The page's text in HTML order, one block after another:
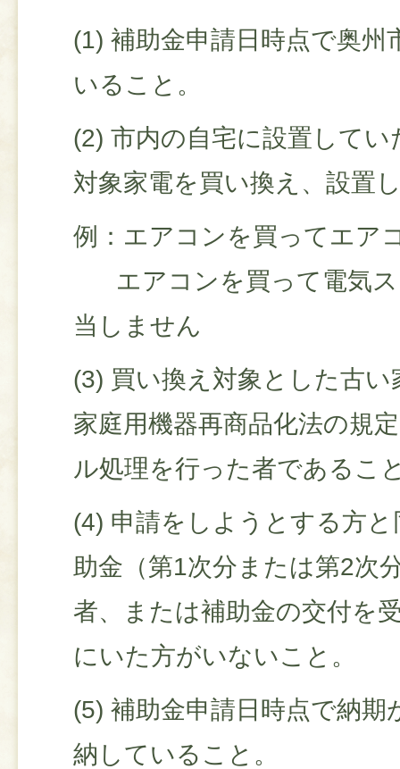
(1) 補助金申請日時点で奥州
いること。
(2) 市内の自宅に設置して
対象家電を買い換え、設置
例：エアコンを買ってエア
エアコンを買って電気
当しません
(3) 買い換え対象とした古
家庭用機器再商品化法の規
ル処理を行った者であるこ
(4) 申請をしようとする方
助金（第1次分または第2次
者、または補助金の交付を
にいた方がいないこと。
(5) 補助金申請日時点で納期
納していること。